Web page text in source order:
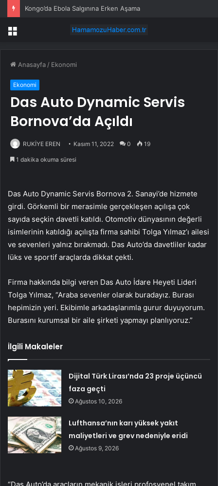
Kongo’da Ebola Salgınına Erken Aşama
Menü
Anasayfa / Ekonomi
Ekonomi
Das Auto Dynamic Servis
Bornova’da Açıldı
RUKİYE EREN Kasım 11, 2022 0 19
1 dakika okuma süresi
Das Auto Dynamic Servis Bornova 2. Sanayi’de hizmete
girdi. Görkemli bir merasimle gerçekleşen açılışa çok
sayıda seçkin davetli katıldı. Otomotiv dünyasının değerli
isimlerinin katıldığı açılışta firma sahibi Tolga Yılmaz’ı ailesi
ve sevenleri yalnız bırakmadı. Das Auto’da davetliler kadar
lüks ve sportif araçlarda dikkat çekti.
Firma hakkında bilgi veren Das Auto İdare Heyeti Lideri
Tolga Yılmaz, “Araba sevenler olarak buradayız. Burası
hepimizin yeri. Ekibimle arkadaşlarımla gurur duyuyorum.
Burasını kurumsal bir aile şirketi yapmayı planlıyoruz.”
İlgili Makaleler
Dijital Türk Lirası’nda 23 proje üçüncü
faza geçti
Ağustos 10, 2026
Lufthansa’nın karı yüksek yakıt
maliyetleri ve grev nedeniyle eridi
Ağustos 9, 2026